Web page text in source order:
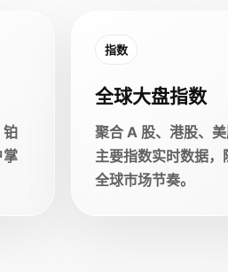
铂
掌
指数
全球大盘指数
聚合 A 股、港股、
主要指数实时数据，
全球市场节奏。